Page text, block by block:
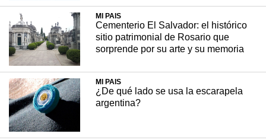
Benito Quinquela Martín fue uno de los
pintores más populares de la Argentina y el
gran retratista del barrio de La Boca, al que
dedicó su vida y su obra.
MI PAÍS 28 abril, 2026
MI PAIS
Cementerio El Salvador: el histórico
sitio patrimonial de Rosario que
sorprende por su arte y su memoria
MI PAIS
¿De qué lado se usa la escarapela
argentina?